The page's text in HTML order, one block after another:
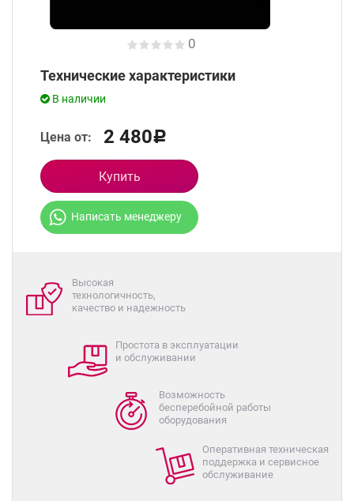
0
Технические характеристики
В наличии
Цена от: 2 480Р
Купить
Написать менеджеру
Высокая
технологичность,
качество и надежность
Простота в эксплуатации
и обслуживании
Возможность
бесперебойной работы
оборудования
Оперативная техническая
поддержка и сервисное
обслуживание